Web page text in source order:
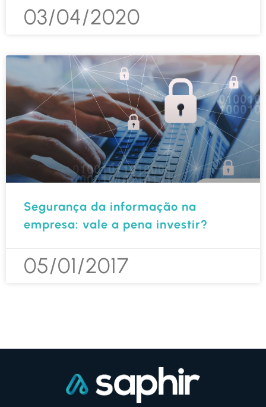
03/04/2020
Segurança da informação na
empresa: vale a pena investir?
05/01/2017